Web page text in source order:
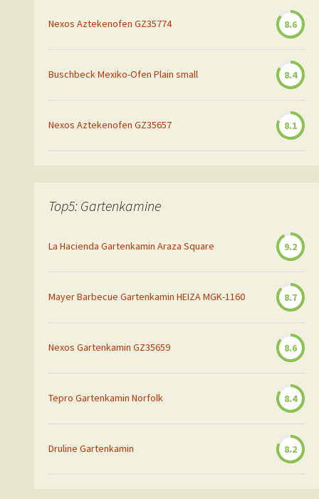
Nexos Aztekenofen GZ35774 8.6
Buschbeck Mexiko-Ofen Plain small 8.4
Nexos Aztekenofen GZ35657 8.1
Top5: Gartenkamine
La Hacienda Gartenkamin Araza Square 9.2
Mayer Barbecue Gartenkamin HEIZA MGK-1160 8.7
Nexos Gartenkamin GZ35659 8.6
Tepro Gartenkamin Norfolk 8.4
Druline Gartenkamin 8.2